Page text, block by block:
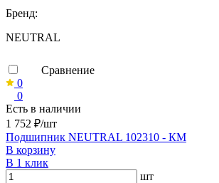
Бренд:
NEUTRAL
Сравнение
0
0
Есть в наличии
1 752 ₽/шт
Подшипник NEUTRAL 102310 - КМ
В корзину
В 1 клик
шт